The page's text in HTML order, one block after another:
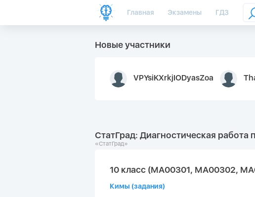
Главная Экзамены ГДЗ
Новые участники
VPYsiKXrkjIODyasZoa Thank you
СтатГрад: Диагностическая работа
«СтатГрад»
10 класс (МА00301, МА00302,
Кимы (задания)